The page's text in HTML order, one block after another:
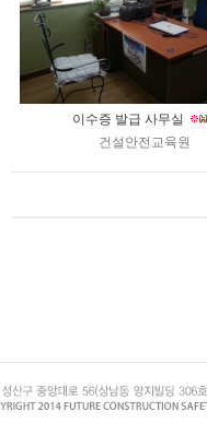
이수증 발급 사무실
건설안전교육원